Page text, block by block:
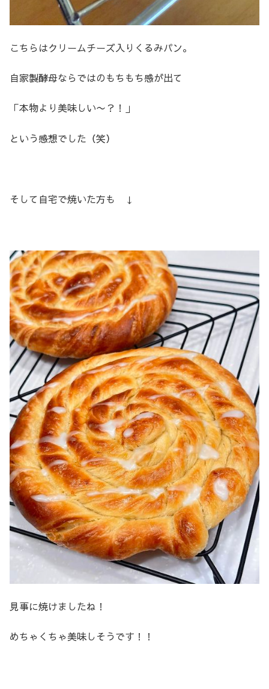
こちらはクリームチーズ入りくるみパン。
自家製酵母ならではのもちもち感が出て
「本物より美味しい〜？！」
という感想でした（笑）
そして自宅で焼いた方も ↓
見事に焼けましたね！
めちゃくちゃ美味しそうです！！